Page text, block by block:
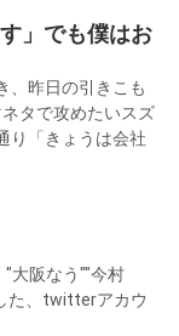
」でも僕はお
、昨日の引きこも
タで攻めたいスズ
り「きょうは会社
"大阪なう""今村
た、twitterアカウ